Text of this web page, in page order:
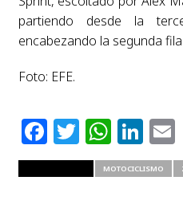
partiendo desde la
encabezando la segunda
Foto: EFE.
Facebook
Twitter
MOTOCICLISMO